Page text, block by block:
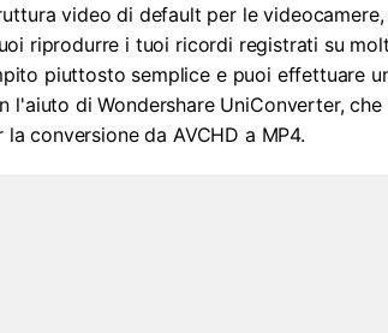
video di default per le
riprodurre i tuoi ricordi registrati su
piuttosto semplice e puoi effettuare
di Wondershare UniConverter, che
conversione da AVCHD a MP4.